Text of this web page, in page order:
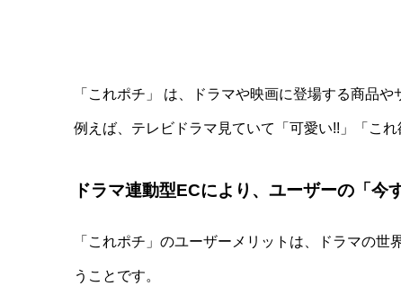
「これポチ」 は、ドラマや映画に登場する商品
例えば、テレビドラマ見ていて「可愛い!!」「こ
ドラマ連動型ECにより、ユーザーの「今
「これポチ」のユーザーメリットは、ドラマの
うことです。